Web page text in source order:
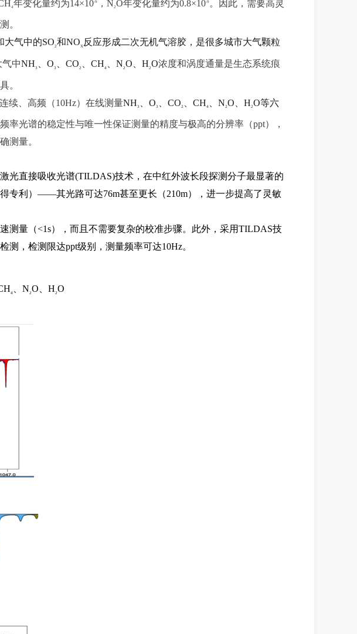
H4年变化量约为14×10-9 N2O年变化量约为0 .8×10-9 。因此，需要高灵
测。
大气中的SO2和NOX 反应形成二次无机气溶胶，是很多城市大气颗粒
中NH3 O3 CO2 CH4 N2O H2O浓度和涡度通量是生态系统痕
。
连续 高频 （10Hz） 在线测量NH3 O3 CO2 CH4 N2O H2O等六
率光谱的稳定性与唯一性保证测量的精度与极高的分辨率 （ppt）
，
测量。
光直接吸收光谱(TILDAS)技术 ，在中红外波长段探测分子最显著的
专利） ——其光路可达76m甚至更长 （210m）
，进一步提高了灵敏
测量（<1s），而且不需要复杂的校准步骤。此外，采用TILDAS技
测 ， 检测 限达ppt级别 ， 测量频率可达10Hz。
H4 N2O H2O